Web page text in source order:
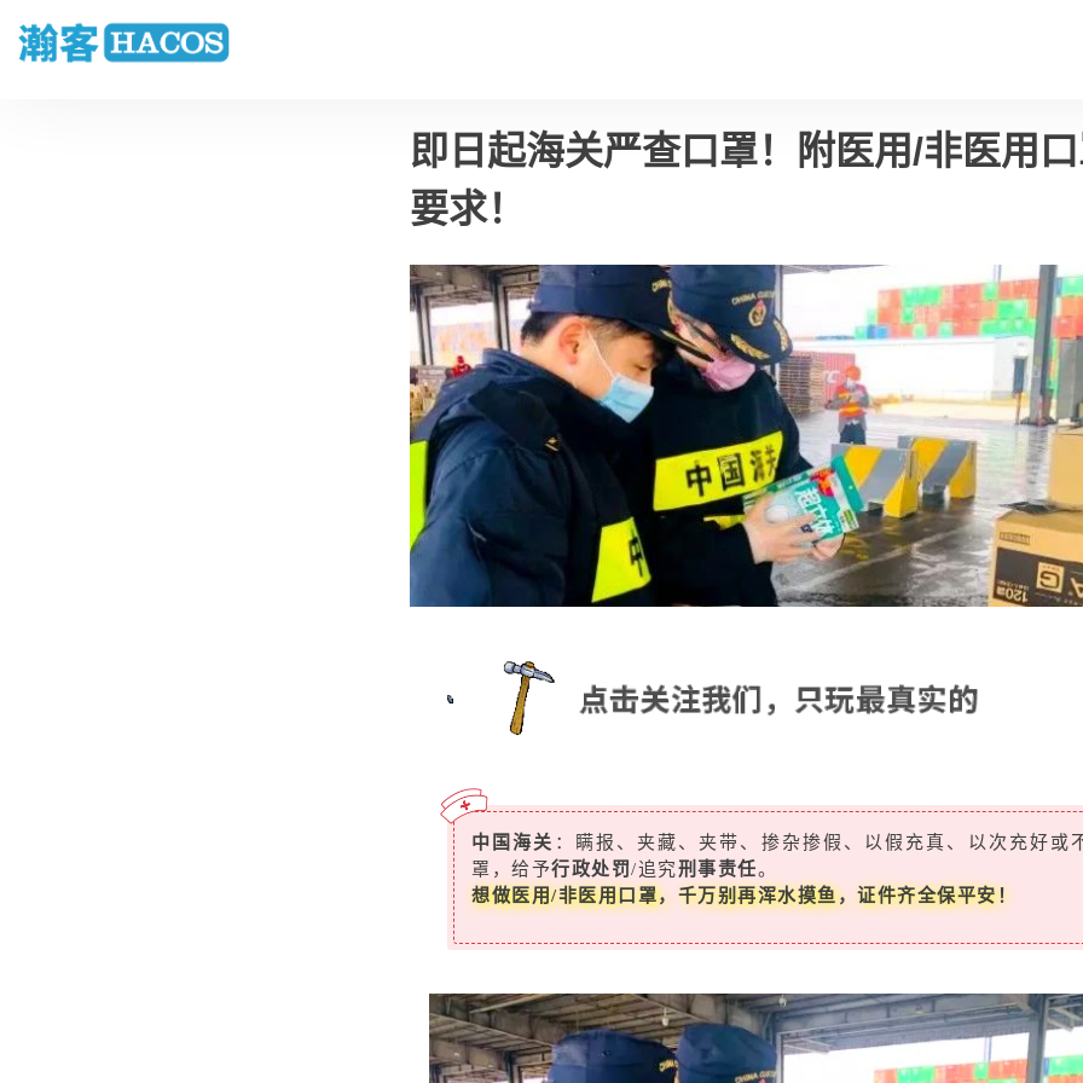
即日起海关严查口罩！附医用/非医用
要求！
中国海关 ：瞒报、夹藏、夹带、掺杂掺假、以假充真、以次充好或
罩，给予行政处罚/追究刑事责任。
想做医用/非医用口罩，千万别再浑水摸鱼，证件齐全保平安！